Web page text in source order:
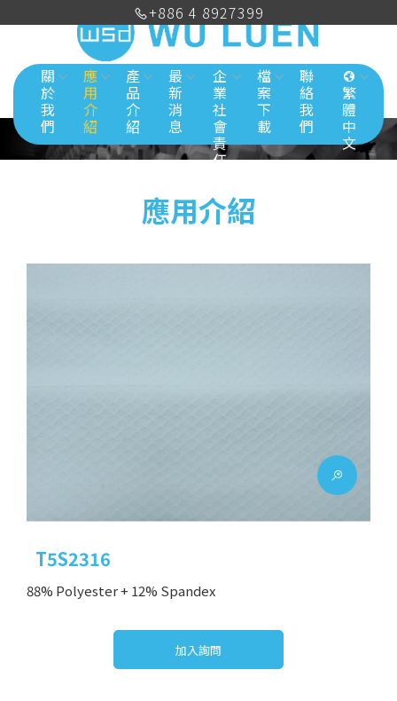
關
於
我
們
應
用
介
紹
產
品
介
紹
最
新
消
息
企
業
社
會
責
任
檔
案
下
載
聯
絡
我
們
繁
體
中
文
應用介紹
T5S2316
88% Polyester + 12% Spandex
加入詢問
+886 4 8927399